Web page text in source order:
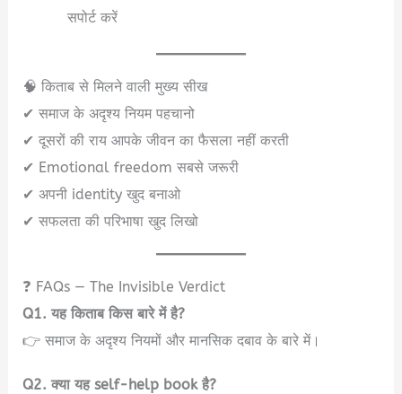
सपोर्ट करें
🧠 किताब से मिलने वाली मुख्य सीख
✔ समाज के अदृश्य नियम पहचानो
✔ दूसरों की राय आपके जीवन का फैसला नहीं करती
✔ Emotional freedom सबसे जरूरी
✔ अपनी identity खुद बनाओ
✔ सफलता की परिभाषा खुद लिखो
❓ FAQs — The Invisible Verdict
Q1. यह किताब किस बारे में है?
👉 समाज के अदृश्य नियमों और मानसिक दबाव के बारे में।
Q2. क्या यह self-help book है?